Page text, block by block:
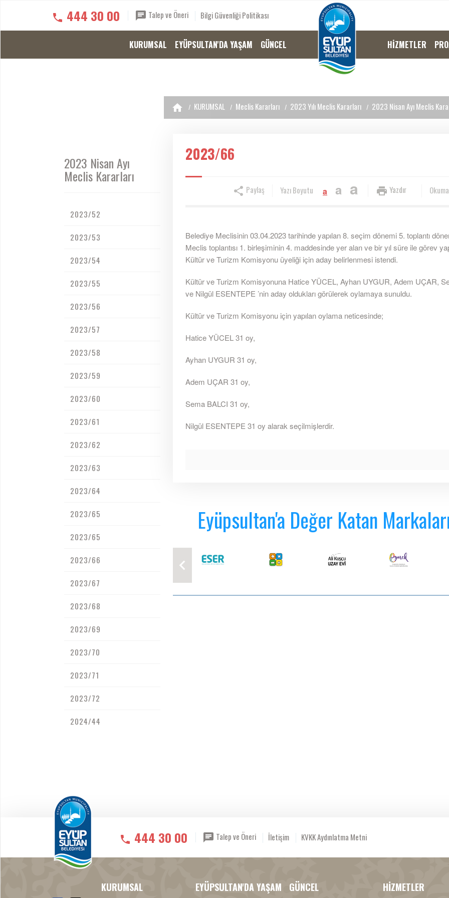
444 30 00 Talep ve Öneri Bilgi Güvenliği Politikası
KURUMSAL EYÜPSULTAN'DA YAŞAM GÜNCEL HİZMETLER
KURUMSAL Meclis Kararları 2023 Yılı Meclis Kararları 2023 Nisan Ayı Meclis
2023 Nisan Ayı
Meclis Kararları
2023/52
2023/53
2023/54
2023/55
2023/56
2023/57
2023/58
2023/59
2023/60
2023/61
2023/62
2023/63
2023/64
2023/65
2023/65
2023/66
2023/67
2023/68
2023/69
2023/70
2023/71
2023/72
2024/44
2023/66
Yazdır
Yazı Boyutu a a a
Paylaş
Belediye Meclisinin 03.04.2023 tarihinde yapılan 8. seçim dönemi 5. toplantı
Meclis toplantısı 1. birleşiminin 4. maddesinde yer alan ve bir yıl süre ile görev
Kültür ve Turizm Komisyonu üyeliği için aday belirlenmesi istendi.
Kültür ve Turizm Komisyonuna Hatice YÜCEL, Ayhan UYGUR, Adem UÇAR,
ve Nilgül ESENTEPE ’nin aday oldukları görülerek oylamaya sunuldu.
Kültür ve Turizm Komisyonu için yapılan oylama neticesinde;
Hatice YÜCEL 31 oy,
Ayhan UYGUR 31 oy,
Adem UÇAR 31 oy,
Sema BALCI 31 oy,
Nilgül ESENTEPE 31 oy alarak seçilmişlerdir.
Eyüpsultan'a Değer Katan
444 30 00 Talep ve Öneri İletişim KVKK Aydınlatma Metni
KURUMSAL EYÜPSULTAN'DA YAŞAM GÜNCEL HİZMETLER